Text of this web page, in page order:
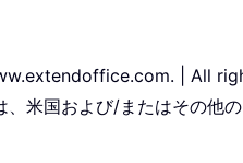
| All
米国および/またはその他